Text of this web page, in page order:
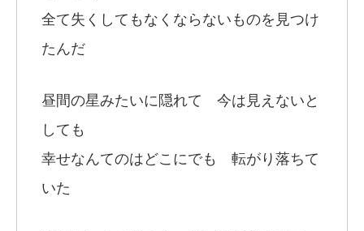
全て失くしてもなくならないものを見つけ
たんだ
昼間の星みたいに隠れて 今は見えないと
しても
幸せなんてのはどこにでも 転がり落ちて
いた